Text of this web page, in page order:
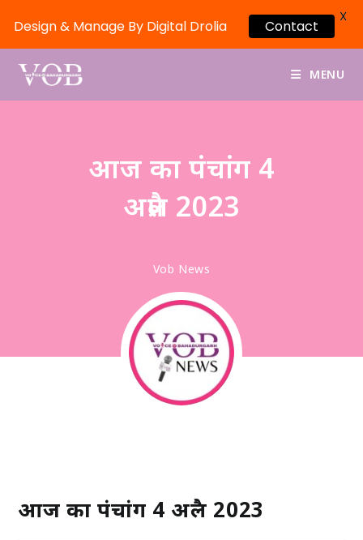
MENU
आज का पंचांग 4
अप्रैल 2023
Vob News
आज का पंचांग 4 अप्रैल 2023
Design & Manage By Digital Drolia Contact
X